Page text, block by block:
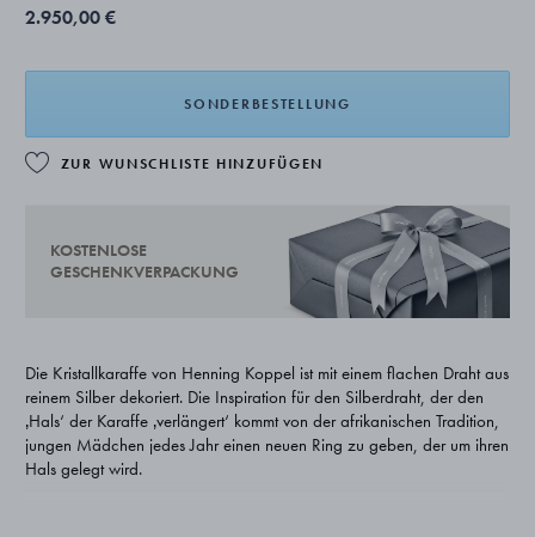
2.950,00 €
SONDERBESTELLUNG
ZUR WUNSCHLISTE HINZUFÜGEN
KOSTENLOSE
GESCHENKVERPACKUNG
Die Kristallkaraffe von Henning Koppel ist mit einem flachen Draht aus
reinem Silber dekoriert. Die Inspiration für den Silberdraht, der den
‚Hals‘ der Karaffe ‚verlängert‘ kommt von der afrikanischen Tradition,
jungen Mädchen jedes Jahr einen neuen Ring zu geben, der um ihren
Hals gelegt wird.